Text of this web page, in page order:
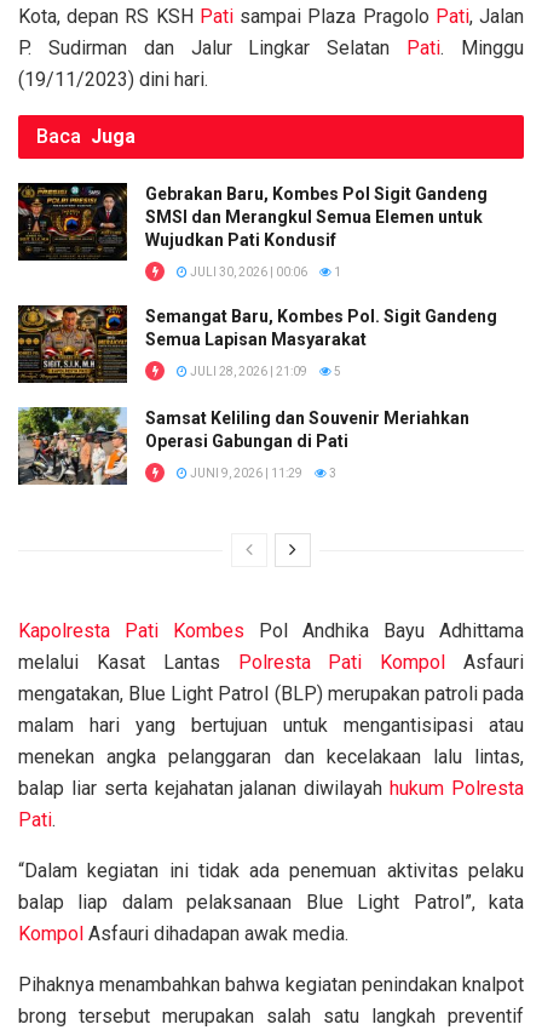
Kota, depan RS KSH Patisampai Plaza Pragolo Pati, Jalan
P. Sudirman dan Jalur Lingkar Selatan Pati. Minggu
(19/11/2023) dini hari.
Baca Juga
Gebrakan Baru, Kombes Pol Sigit Gandeng
SMSI dan Merangkul Semua Elemen untuk
Wujudkan Pati Kondusif
JULI 30, 2026 | 00:06 1
Semangat Baru, Kombes Pol. Sigit Gandeng
Semua Lapisan Masyarakat
JULI 28, 2026 | 21:09 5
Samsat Keliling dan Souvenir Meriahkan
Operasi Gabungan di Pati
JUNI 9, 2026 | 11:29 3
Kapolresta Pati Kombes Pol Andhika Bayu Adhittama
melalui Kasat Lantas
Polresta Pati Kompol
Asfauri
mengatakan, Blue Light Patrol (BLP) merupakan patroli pada
malam hari yang bertujuan untuk mengantisipasi atau
menekan angka pelanggaran dan kecelakaan lalu lintas,
balap liar serta kejahatan jalanan diwilayah hukum Polresta
Pati.
“Dalam kegiatan ini tidak ada penemuan aktivitas pelaku
balap liap dalam pelaksanaan Blue Light Patrol”, kata
Kompol Asfauri dihadapan awak media.
Pihaknya menambahkan bahwa kegiatan penindakan knalpot
brong tersebut merupakan salah satu langkah preventif